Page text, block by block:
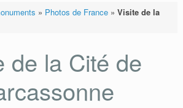
» Photos de France» Visite de la
de la Cité de